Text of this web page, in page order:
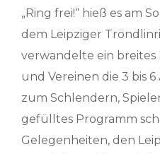
„Ring frei!“ hieß es am
dem Leipziger
verwandelte ein breites
und Vereinen die 3 bis
zum Schlendern,
gefülltes Programm
Gelegenheiten, den